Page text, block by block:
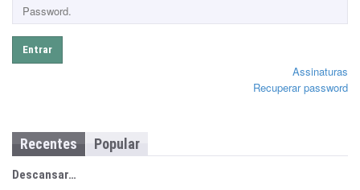
Entrar
Assinaturas
Recuperar password
Recentes Popular
Descansar…